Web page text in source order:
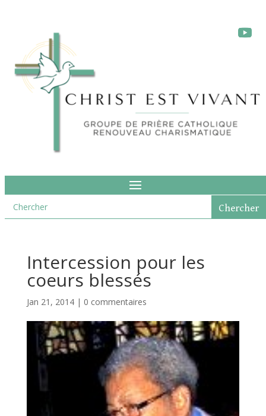
Intercession pour les
coeurs blessés
Jan 21, 2014| 0 commentaires